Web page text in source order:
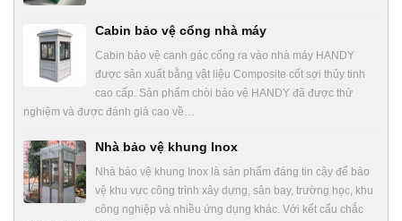
Cabin bảo vệ cổng nhà máy
Cabin bảo vệ canh gác cổng ra vào nhà máy HANDY
được sản xuất bằng vật liệu Composite cốt sợi thủy tinh
cao cấp. Sản phẩm chòi bảo vệ HANDY đã được thử
nghiệm và được đánh giá cao về…
Nhà bảo vệ khung Inox
Nhà bảo vệ khung Inox là sản phẩm đáng tin cậy để bảo
vệ khu vực công trình xây dựng, sân bay, trường học, khu
công nghiệp và nhiều ứng dụng khác. Với kết cấu chắc